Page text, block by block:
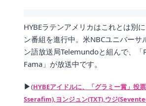
HYBEラテンアメリカはこれとは別
ン番組を進行中。米NBCユニバーサ
ン語放送局Telemundoと組んで、「
Fama」が放送中です。
▶(HYBEアイドルに、「グラミー賞」投
Sserafim),ヨンジュン(TXT),ウジ